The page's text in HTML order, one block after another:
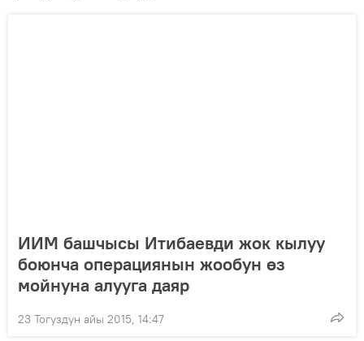
ИИМ башчысы Итибаевди жок кылуу
боюнча операциянын жообун өз
мойнуна алууга даяр
23 Тогуздун айы 2015, 14:47